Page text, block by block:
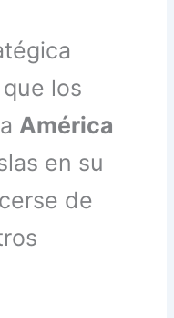
los
América
en su
de